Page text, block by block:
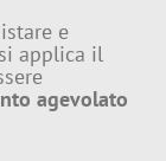
e
applica il
agevolato